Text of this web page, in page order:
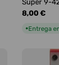
Super 9-
Precio
8,00 €
●Entrega